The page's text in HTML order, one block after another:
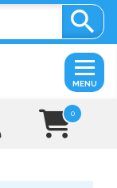

0
MENU